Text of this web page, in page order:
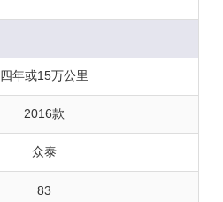
四年或15万公里
2016款
众泰
83